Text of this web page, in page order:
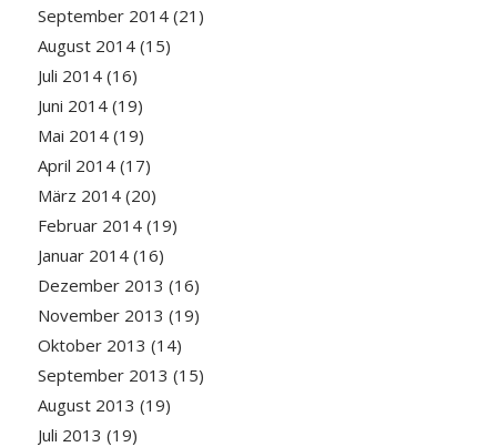
September 2014(21)
August 2014(15)
Juli 2014(16)
Juni 2014(19)
Mai 2014(19)
April 2014(17)
März 2014(20)
Februar 2014(19)
Januar 2014(16)
Dezember 2013 (16)
November 2013 (19)
Oktober 2013 (14)
September 2013 (15)
August 2013 (19)
Juli 2013 (19)